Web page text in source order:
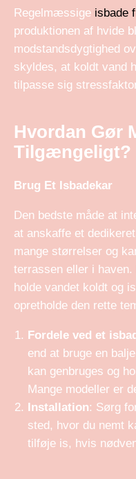
Regelmæssige isbade
produktionen af hvide
modstandsdygtighed
skyldes, at koldt vand
tilpasse sig
Hvordan Gør
Tilgængeligt?
Brug Et Isbadekar
Den bedste måde at
at anskaffe et
mange størrelser og
terrassen eller i
holde vandet koldt og
opretholde den rette
Fordele ved et
end at bruge en
kan genbruges og
Mange modeller er
Installation: Sørg
sted, hvor du nemt
tilføje is, hvis